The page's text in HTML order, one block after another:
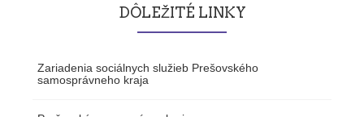
DÔLEŽITÉ LINKY
Zariadenia sociálnych služieb Prešovského
samosprávneho kraja